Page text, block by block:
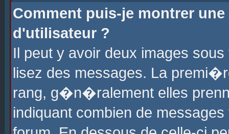
Comment puis-je montrer
d'utilisateur ?
Il peut y avoir deux images
lisez des messages. La
rang, g�n�ralement elles
indiquant combien de